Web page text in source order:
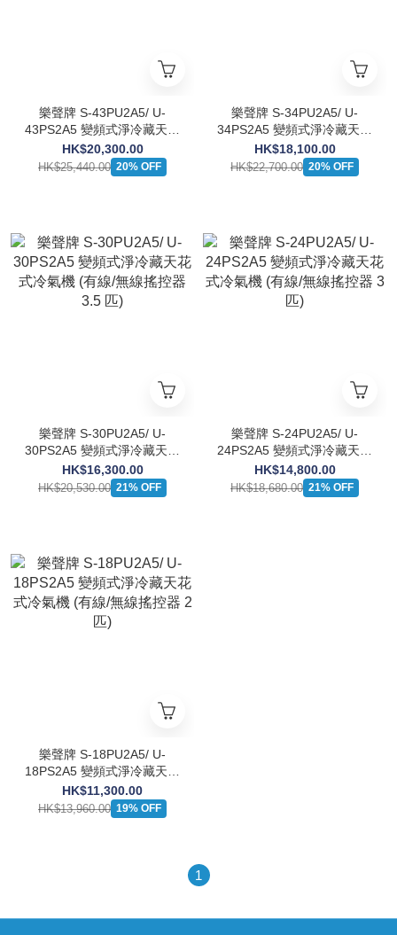
樂聲牌 S-43PU2A5/ U-
43PS2A5 變頻式淨冷藏天花
式冷氣機 (有線/無線搖控器
5 匹)
HK$20,300.00
HK$25,440.00 20% OFF
樂聲牌 S-34PU2A5/ U-
34PS2A5 變頻式淨冷藏天花
式冷氣機 (有線/無線搖控器
4 匹)
HK$18,100.00
HK$22,700.00 20% OFF
樂聲牌 S-30PU2A5/ U-
30PS2A5 變頻式淨冷藏天花
式冷氣機 (有線/無線搖控器
3.5 匹)
HK$16,300.00
HK$20,530.00 21% OFF
樂聲牌 S-24PU2A5/ U-
24PS2A5 變頻式淨冷藏天花
式冷氣機 (有線/無線搖控器
3 匹)
HK$14,800.00
HK$18,680.00 21% OFF
樂聲牌 S-18PU2A5/ U-
18PS2A5 變頻式淨冷藏天花
式冷氣機 (有線/無線搖控器
2 匹)
HK$11,300.00
HK$13,960.00 19% OFF
1